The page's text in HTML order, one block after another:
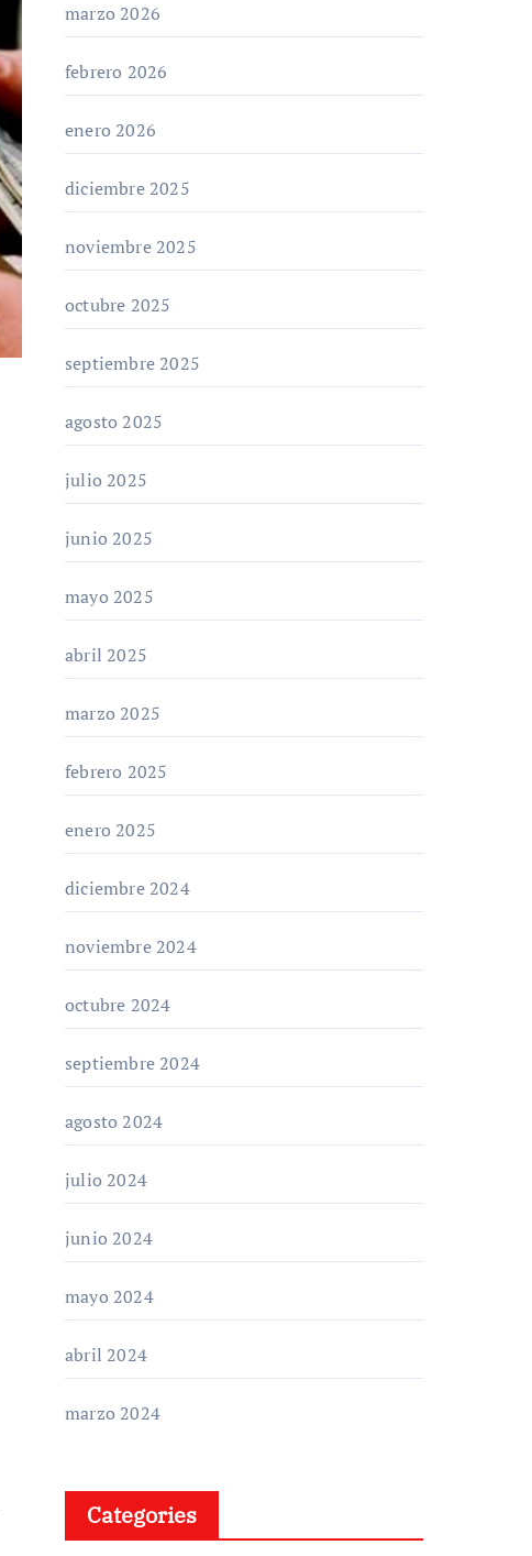
marzo 2026
febrero 2026
enero 2026
diciembre 2025
noviembre 2025
octubre 2025
septiembre 2025
agosto 2025
julio 2025
junio 2025
mayo 2025
abril 2025
marzo 2025
febrero 2025
enero 2025
diciembre 2024
noviembre 2024
octubre 2024
septiembre 2024
agosto 2024
julio 2024
junio 2024
mayo 2024
abril 2024
marzo 2024
Categories